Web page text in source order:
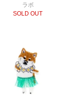
ラボ
SOLD OUT